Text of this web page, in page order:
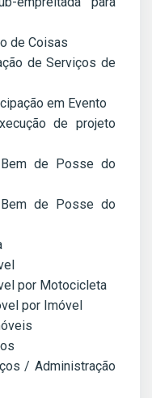
de Coisas
de Serviços de
em Evento
de projeto
de Posse do
de Posse do
por Motocicleta
por Imóvel
/ Administração